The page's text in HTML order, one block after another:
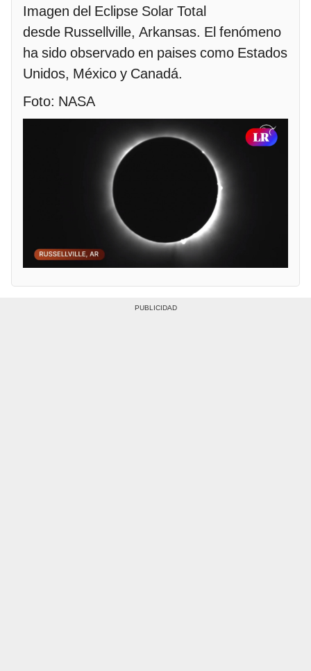
Imagen del Eclipse Solar Total
desde Russellville, Arkansas. El fenómeno
ha sido observado en paises como Estados
Unidos, México y Canadá.
Foto: NASA